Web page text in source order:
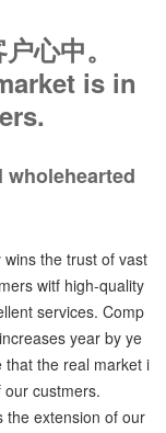
心中。
is in
wholehearted
the trust of vast
witf high-quality
services. Comp
year by ye
that the real market i
custmers.
the extension of our